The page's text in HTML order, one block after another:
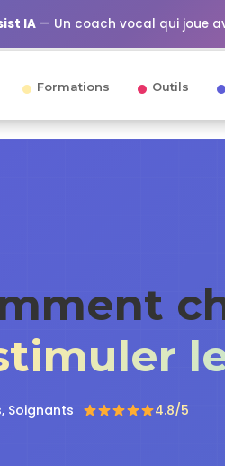
IA — Un coach vocal qui joue
Formations Outils
Soignants 4.8/5